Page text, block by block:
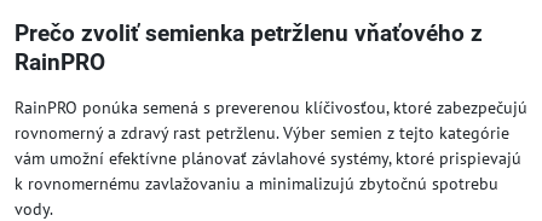
Prečo zvoliť semienka petržlenu vňaťového z
RainPRO
RainPRO ponúka semená s preverenou klíčivosťou, ktoré zabezpečujú
rovnomerný a zdravý rast petržlenu. Výber semien z tejto kategórie
vám umožní efektívne plánovať závlahové systémy, ktoré prispievajú
k rovnomernému zavlažovaniu a minimalizujú zbytočnú spotrebu
vody.